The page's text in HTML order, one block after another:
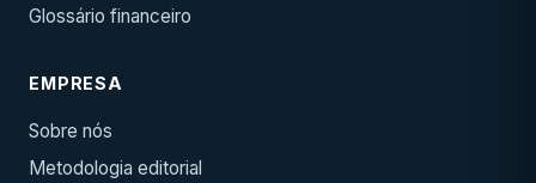
Glossário financeiro
EMPRESA
Sobre nós
Metodologia editorial